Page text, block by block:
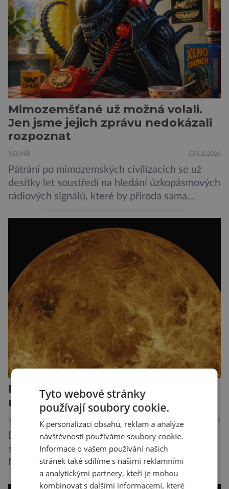
Mimozemšťané už možná volali.
Jen jsme jejich zprávu nedokázali
rozpoznat
VESMÍR 8.8.2026
Pátrání po mimozemských civilizacích se už
desítky let soustředí na hledání úzkopásmových
rádiových signálů, které by příroda sama
svazující. Cestou vesmírem se totiž signál může
natolik změnit, že ho naše algoritmy vyhodnotí
jako obyčejný šum. A priori to samozřejmě
neznamená, […]
Ráj proměněný v peklo. I Venuši
možná kdysi pokrýval oceán
VESMÍR 2.8.2026
Dnes je Venuše nejžhavější planetou Sluneční
soustavy, je dokonce teplejší než k Slunci bližší
Merkur. Na jejím povrchu panují teploty kolem
464 °C, atmosféra je více než devadesátkrát
Tyto webové stránky
používají soubory cookie.
K personalizaci obsahu, reklam a analýze
návštěvnosti používáme soubory cookie.
Informace o vašem používání našich
stránek také sdílíme s našimi reklamními
a analytickými partnery, kteří je mohou
kombinovat s dalšími informacemi, které